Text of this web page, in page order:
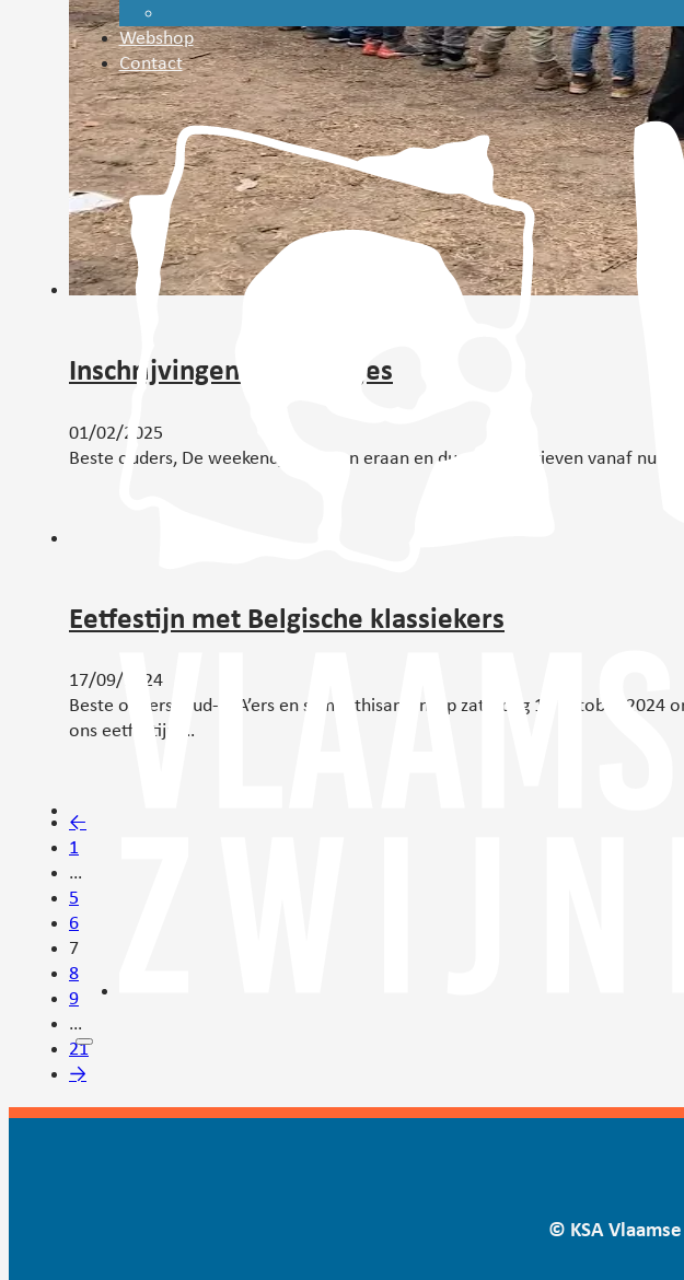
Webshop
Contact
Inschrijvingen weekendjes
01/02/2025
Beste ouders, De weekendjes komen eraan en dus zijn de brieven vanaf nu
Eetfestijn met Belgische klassiekers
17/09/2024
Beste ouders, oud-KSA’ers en sympathisanten Op zaterdag 17 oktober
ons eetfestijn.…
←
1
…
5
6
7
8
9
…
21
→
© KSA